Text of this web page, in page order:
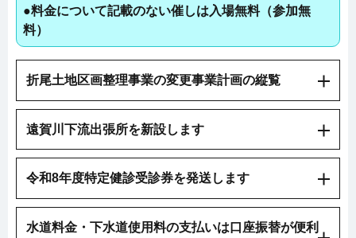
●料金について記載のない催しは入場無料（参加無
料）
折尾土地区画整理事業の変更事業計画の縦覧
遠賀川下流出張所を新設します
令和8年度特定健診受診券を発送します
水道料金・下水道使用料の支払いは口座振替が便利